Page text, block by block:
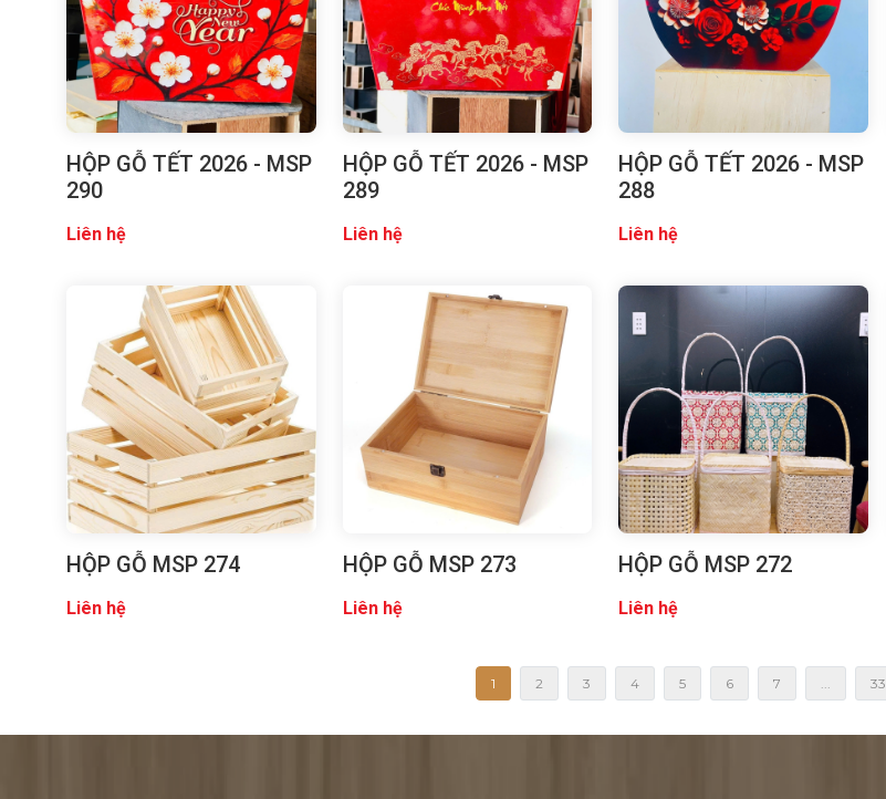
HỘP GỖ TẾT 2026 - MSP
290
Liên hệ
HỘP GỖ TẾT 2026 - MSP
289
Liên hệ
HỘP GỖ TẾT 2026 - MSP
288
Liên hệ
HỘP GỖ MSP 274
Liên hệ
HỘP GỖ MSP 273
Liên hệ
HỘP GỖ MSP 272
Liên hệ
1 2 3 4 5 6 7 33